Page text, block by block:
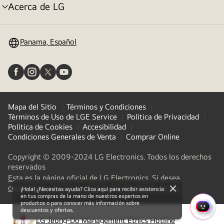
Acerca de LG
Alternar
Panama, Español
Mapa del Sitio
Términos y Condiciones
Términos de Uso de LGE Service
Política de Privacidad
Política de Cookies
Accesibilidad
Condiciones Generales de Venta
Comprar Online
Copyright © 2009-2024 LG Electronics. Todos los derechos
reservados
Esta es la página oficial de LG Electronics. Si desea
conectarse a LG Corp. U otras filiales de LG, de clic
a
new
LG Jeong-Do Management Ethics Hotline
MENÚ
¡Hola! ¿Necesitas ayuda? Clica aquí para recibir asistencia
en tus compras de la mano de nuestros expertos en
productos o para conocer más información sobre
descuentos y ofertas.
close